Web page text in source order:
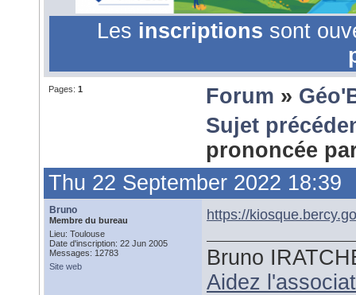
Les inscriptions sont
Pages: 1 Forum »
Sujet
prononcée
Thu 22 September 2022 18:39
Bruno
Membre du bureau
Lieu: Toulouse
Date d'inscription: 22 Jun 2005
Messages: 12783
Site web
https://
Bruno
Aidez